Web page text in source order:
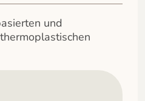
und